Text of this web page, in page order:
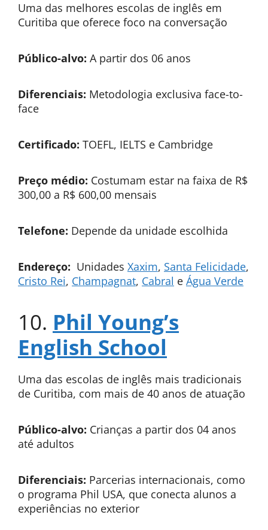
Uma das melhores escolas de inglês em
Curitiba que oferece foco na conversação
Público-alvo: A partir dos 06 anos
Diferenciais: Metodologia exclusiva face-to-
face
Certificado: TOEFL, IELTS e Cambridge
Preço médio: Costumam estar na faixa de R$
300,00 a R$ 600,00 mensais
Telefone: Depende da unidade escolhida
Endereço: Unidades Xaxim, Santa Felicidade,
Cristo Rei, Champagnat, Cabral e Água Verde
10. Phil Young’s
English School
Uma das escolas de inglês mais tradicionais
de Curitiba, com mais de 40 anos de atuação
Público-alvo: Crianças a partir dos 04 anos
até adultos
Diferenciais: Parcerias internacionais, como
o programa Phil USA, que conecta alunos a
experiências no exterior